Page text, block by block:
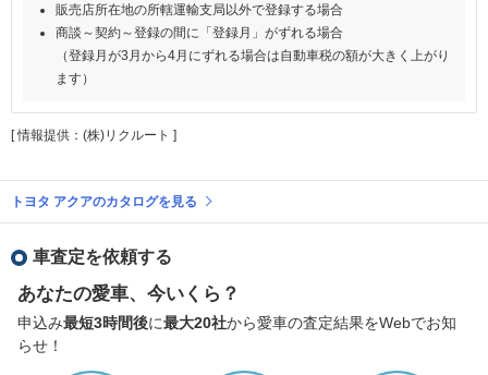
販売店所在地の所轄運輸支局以外で登録する場合
商談～契約～登録の間に「登録月」がずれる場合
（登録月が3月から4月にずれる場合は自動車税の額が大きく上がり
ます）
[ 情報提供：(株)リクルート ]
トヨタ アクアのカタログを見る
車査定を依頼する
あなたの愛車、今いくら？
申込み最短3時間後に最大20社から愛車の査定結果をWebでお知
らせ！